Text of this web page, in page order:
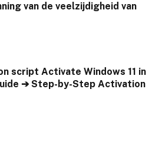
van de veelzijdigheid van
script Activate Windows 11 in
➔ Step-by-Step Activation